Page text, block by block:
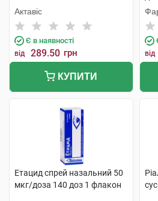
Актавіс
Є в наявності
від 289.50 грн
КУПИТИ
від
Етацид спрей назальний 50
мкг/доза 140 доз 1 флакон